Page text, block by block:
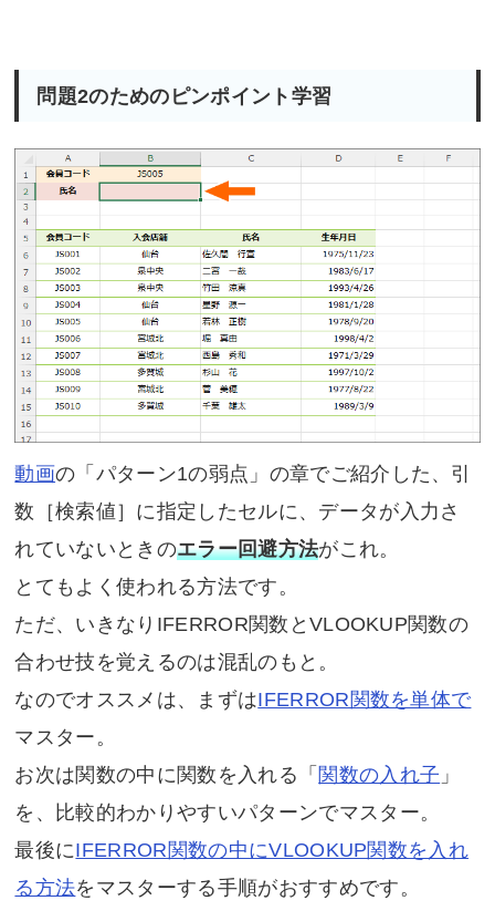
問題2のためのピンポイント学習
動画の「パターン1の弱点」の章でご紹介した、引
数［検索値］に指定したセルに、データが入力さ
れていないときのエラー回避方法がこれ。
とてもよく使われる方法です。
ただ、いきなりIFERROR関数とVLOOKUP関数の
合わせ技を覚えるのは混乱のもと。
なのでオススメは、まずはIFERROR関数を単体で
マスター。
お次は関数の中に関数を入れる「 関数の入れ子 」
を、比較的わかりやすいパターンでマスター。
最後にIFERROR関数の中にVLOOKUP関数を入れ
る方法をマスターする手順がおすすめです。